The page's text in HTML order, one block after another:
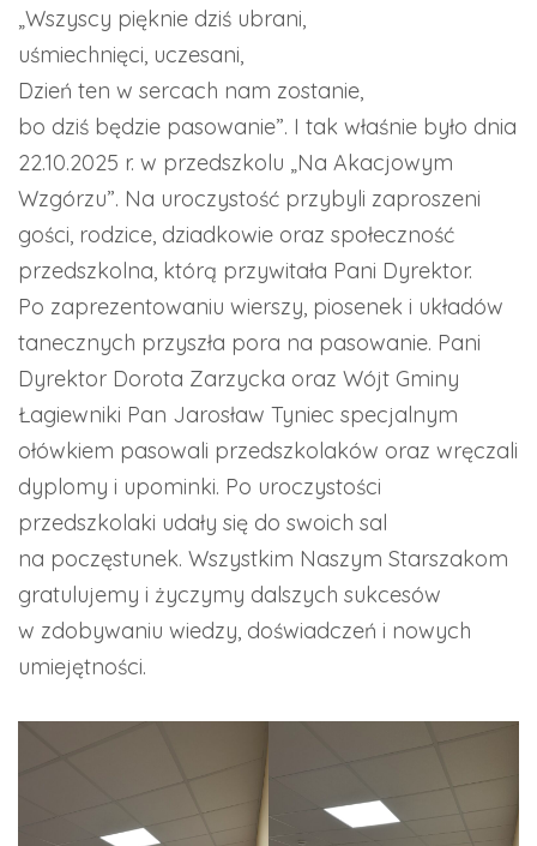
„Wszyscy pięknie dziś ubrani,
uśmiechnięci, uczesani,
Dzień ten w sercach nam zostanie,
bo dziś będzie pasowanie”. I tak właśnie było dnia
22.10.2025 r. w przedszkolu „Na Akacjowym
Wzgórzu”. Na uroczystość przybyli zaproszeni
gości, rodzice, dziadkowie oraz społeczność
przedszkolna, którą przywitała Pani Dyrektor.
Po zaprezentowaniu wierszy, piosenek i układów
tanecznych przyszła pora na pasowanie. Pani
Dyrektor Dorota Zarzycka oraz Wójt Gminy
Łagiewniki Pan Jarosław Tyniec specjalnym
ołówkiem pasowali przedszkolaków oraz wręczali
dyplomy i upominki. Po uroczystości
przedszkolaki udały się do swoich sal
na poczęstunek. Wszystkim Naszym Starszakom
gratulujemy i życzymy dalszych sukcesów
w zdobywaniu wiedzy, doświadczeń i nowych
umiejętności.